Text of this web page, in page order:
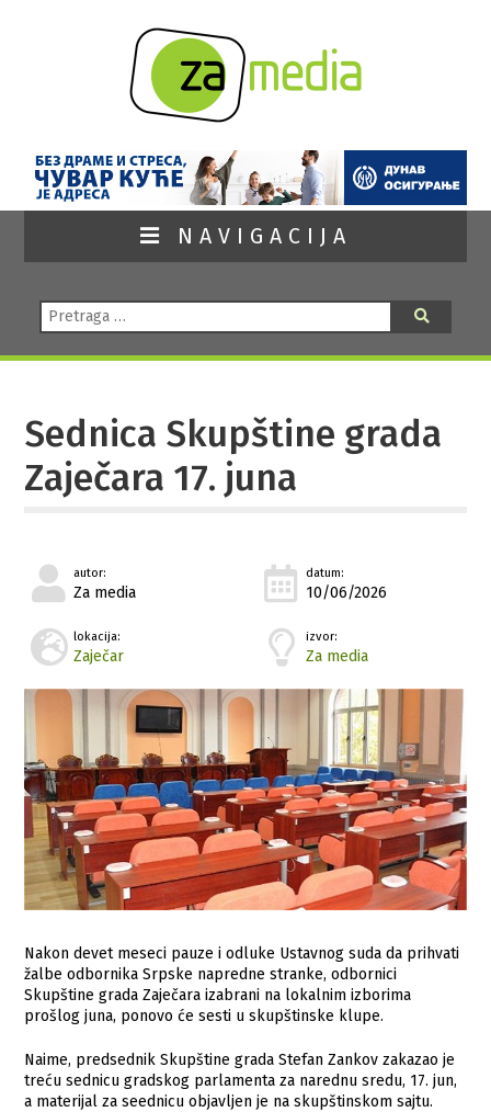
NAVIGACIJA
Pretraga:
Sednica Skupštine grada
Zaječara 17. juna
autor:
Za media
datum:
10/06/2026
lokacija:
Zaječar
izvor:
Za media
Nakon devet meseci pauze i odluke Ustavnog suda da prihvati
žalbe odbornika Srpske napredne stranke, odbornici
Skupštine grada Zaječara izabrani na lokalnim izborima
prošlog juna, ponovo će sesti u skupštinske klupe.
Naime, predsednik Skupštine grada Stefan Zankov zakazao je
treću sednicu gradskog parlamenta za narednu sredu, 17. jun,
a materijal za seednicu objavljen je na skupštinskom sajtu.